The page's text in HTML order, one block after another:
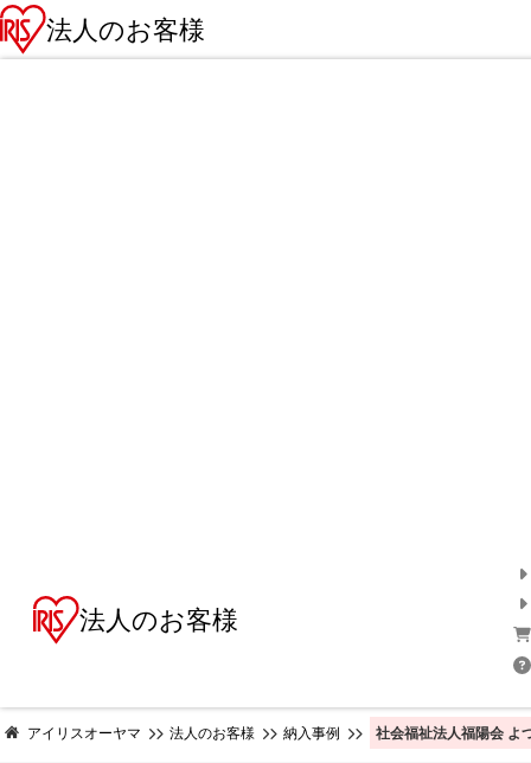
法人のお客様
法人のお客様
アイリスオーヤマ 法人のお客様 納入事例 社会福祉法人福陽会 よ